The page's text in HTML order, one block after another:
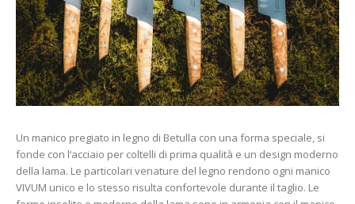
Un manico pregiato in legno di Betulla con una forma speciale, si
fonde con l‘acciaio per coltelli di prima qualità e un design moderno
della lama. Le particolari venature del legno rendono ogni manico
VIVUM unico e lo stesso risulta confortevole durante il taglio. Le